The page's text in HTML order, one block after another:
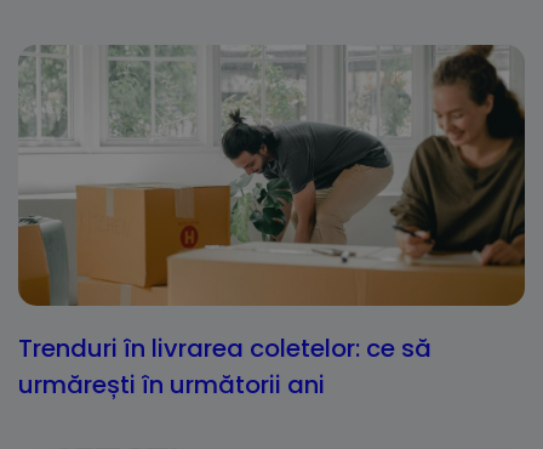
Trenduri în livrarea coletelor: ce să
urmărești în următorii ani